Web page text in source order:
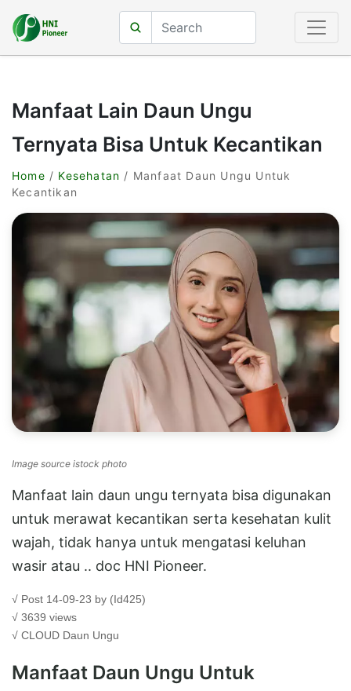
Manfaat Lain Daun Ungu
Ternyata Bisa Untuk Kecantikan
Home / Kesehatan / Manfaat Daun Ungu Untuk
Kecantikan
Image source istock photo
Manfaat lain daun ungu ternyata bisa digunakan
untuk merawat kecantikan serta kesehatan kulit
wajah, tidak hanya untuk mengatasi keluhan
wasir atau .. doc HNI Pioneer.
√ Post 14-09-23 by (Id425)
√ 3639 views
√ CLOUD Daun Ungu
Manfaat Daun Ungu Untuk